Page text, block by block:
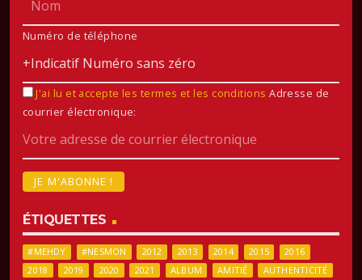
Numéro de téléphone
J'ai lu et accepte les termes et les conditions Adresse de
courrier électronique:
ÉTIQUETTES
#MEHDY #NESMON 2012 2013 2014 2015
2016
2018
2019 2020 2021 ALBUM AMITIÉ
AUTHENTICITÉ